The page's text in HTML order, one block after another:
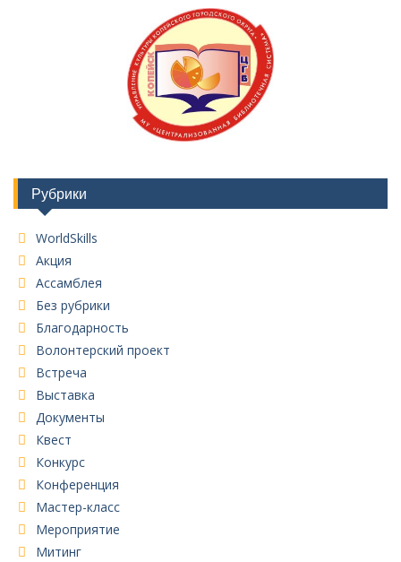
Рубрики
WorldSkills
Акция
Ассамблея
Без рубрики
Благодарность
Волонтерский проект
Встреча
Выставка
Документы
Квест
Конкурс
Конференция
Мастер-класс
Мероприятие
Митинг